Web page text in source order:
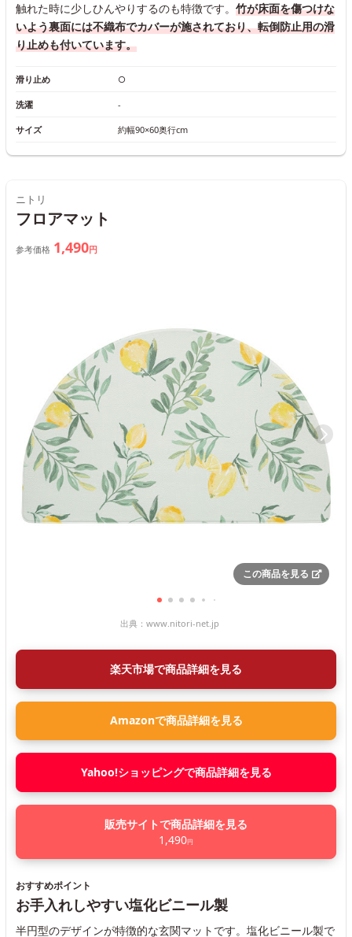
触れた時に少しひんやりするのも特徴です。 竹が床面を傷つけな
いよう裏面には不織布でカバーが施されており、転倒防止用の滑
り止めも付いています。
滑り止め ○
洗濯 -
サイズ 約幅90×60奥行cm
ニトリ
フロアマット
参考価格 1,490円
この商品を見る
出典： www.nitori-net.jp
楽天市場で商品詳細を見る
Amazonで商品詳細を見る
Yahoo!ショッピングで商品詳細を見る
販売サイトで商品詳細を見る
1,490円
おすすめポイント
お手入れしやすい塩化ビニール製
半円型のデザインが特徴的な玄関マットです。塩化ビニール製で